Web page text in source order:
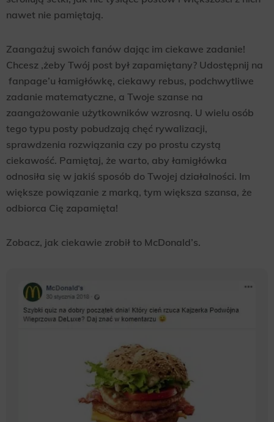
nawet nie pamiętają.
Zaangażuj swoich fanów dając im ciekawe zadanie!
Chcesz ,żeby Twój post był zapamiętany? Udostępnij na
fanpage’u łamigłówkę, ciekawy rebus, podchwytliwe
zadanie matematyczne, a Twoje szanse na
zaangażowanie użytkowników wzrosną. U wielu osób
tego typu posty pobudzają chęć rywalizacji,
sprawdzenia rozwiązania czy po prostu czystą
ciekawość. Pamiętaj, że warto, aby łamigłówka
odnosiła się w jakiś sposób do Twojej działalności. Im
większe powiązanie z marką, tym większa szansa, że
odbiorca Cię zapamięta!
Zobacz, jak ciekawie zrobił to McDonald’s.